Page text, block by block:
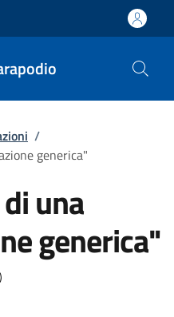
/
generica"
una
generica"
)